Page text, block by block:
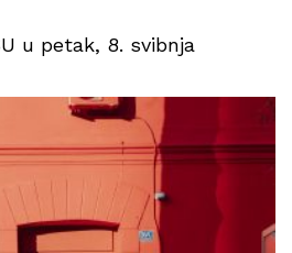
u petak, 8. svibnja